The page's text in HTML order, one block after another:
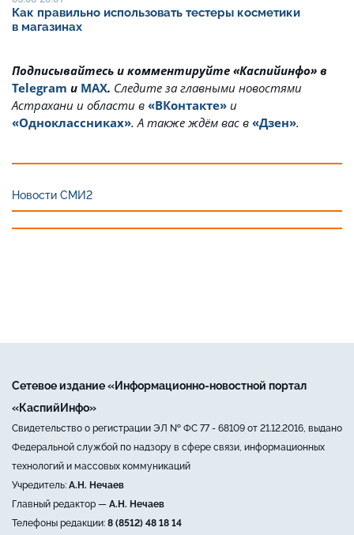
Как правильно использовать тестеры косметики
в магазинах
Подписывайтесь и комментируйте «Каспийинфо» в
Telegram и MAX. Cледите за главными новостями
Астрахани и области в «ВКонтакте» и
«Одноклассниках». А также ждём вас в «Дзен».
Новости СМИ2
Сетевое издание «Информационно-новостной портал
«КаспийИнфо»
Свидетельство о регистрации ЭЛ № ФС 77 - 68109 от 21.12.2016, выдано
Федеральной службой по надзору в сфере связи, информационных
технологий и массовых коммуникаций
Учредитель: А.Н. Нечаев
Главный редактор — А.Н. Нечаев
Телефоны редакции: 8 (8512) 48 18 14